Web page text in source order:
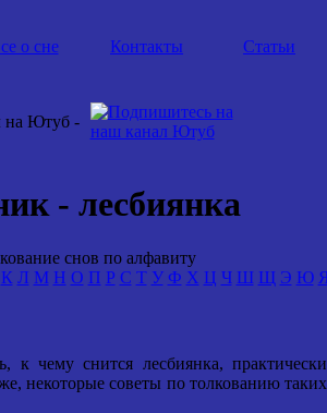
о сне Контакты Статьи
на Ютуб -
- лесбиянка
снов по алфавиту
К Л М Н О П Р С Т У Ф Х Ц Ч Ш Щ Э Ю
к чему снится лесбиянка, практически
некоторые советы по толкованию таких